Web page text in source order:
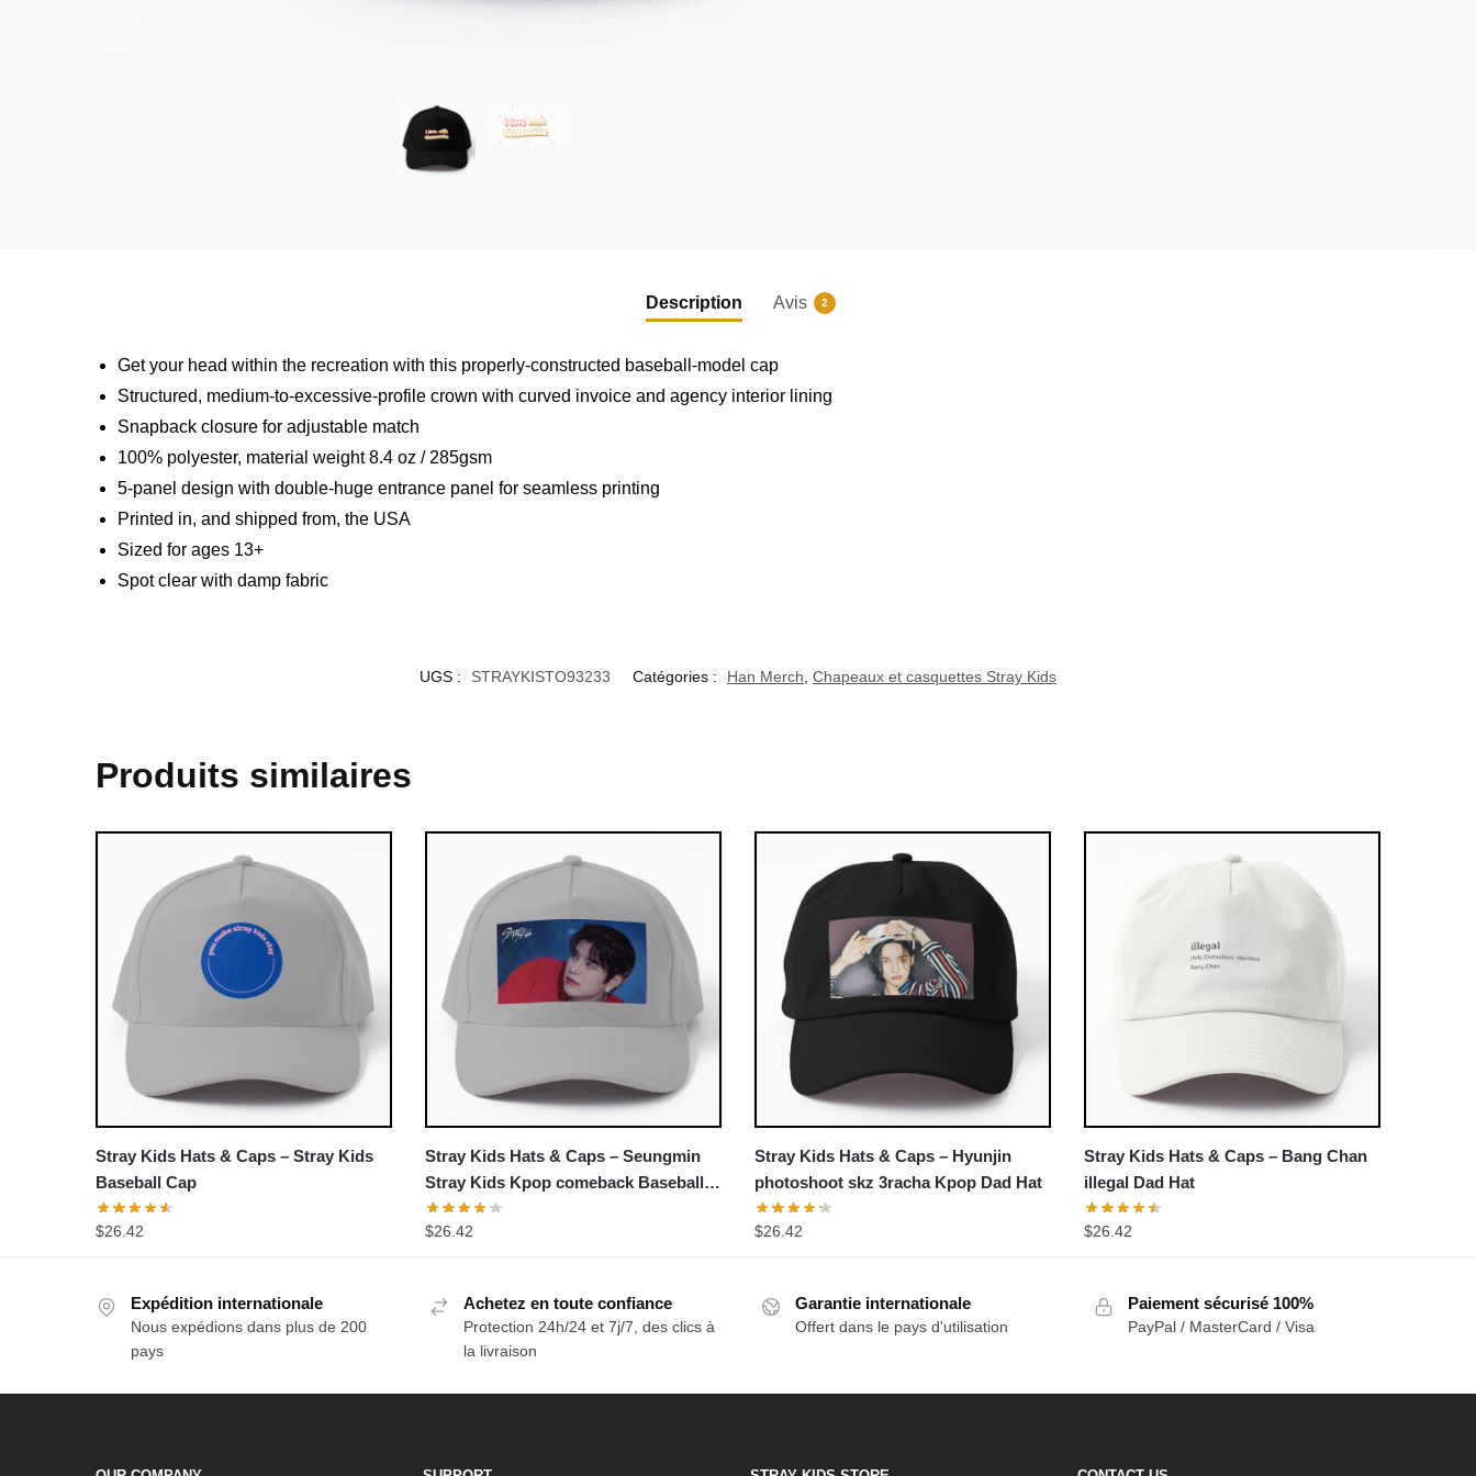
Description Avis 2
Get your head within the recreation with this properly-constructed baseball-model cap
Structured, medium-to-excessive-profile crown with curved invoice and agency interior lining
Snapback closure for adjustable match
100% polyester, material weight 8.4 oz / 285gsm
5-panel design with double-huge entrance panel for seamless printing
Printed in, and shipped from, the USA
Sized for ages 13+
Spot clear with damp fabric
UGS : STRAYKISTO93233 Catégories : Han Merch Chapeaux et casquettes Stray Kids
Produits similaires
Stray Kids Hats & Caps – Stray Kids
Baseball Cap
$26.42
Stray Kids Hats & Caps – Seungmin
Stray Kids Kpop comeback Baseball
Cap
$26.42
Stray Kids Hats & Caps – Hyunjin
photoshoot skz 3racha Kpop Dad Hat
$26.42
Stray Kids Hats & Caps – Bang Chan
illegal Dad Hat
$26.42
Expédition internationale
Nous expédions dans plus de 200
pays
Achetez en toute confiance
Protection 24h/24 et 7j/7, des clics à
la livraison
Garantie internationale
Offert dans le pays d'utilisation
Paiement sécurisé 100%
PayPal / MasterCard / Visa
|